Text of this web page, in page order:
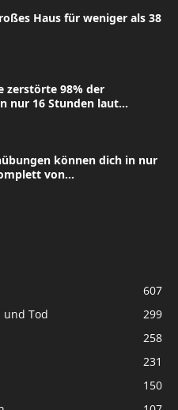
Haus für weniger als 38
zerstörte 98% der
nur 16 Stunden laut...
können dich in nur
von...
607
und Tod
299
258
231
150